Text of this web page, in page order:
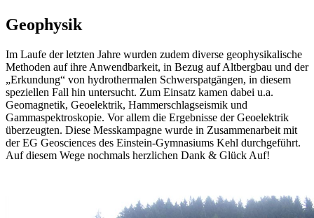
Geophysik
Im Laufe der letzten Jahre wurden zudem diverse geophysikalische
Methoden auf ihre Anwendbarkeit, in Bezug auf Altbergbau und der
„Erkundung“ von hydrothermalen Schwerspatgängen, in diesem
speziellen Fall hin untersucht. Zum Einsatz kamen dabei u.a.
Geomagnetik, Geoelektrik, Hammerschlagseismik und
Gammaspektroskopie. Vor allem die Ergebnisse der Geoelektrik
überzeugten. Diese Messkampagne wurde in Zusammenarbeit mit
der EG Geosciences des Einstein-Gymnasiums Kehl durchgeführt.
Auf diesem Wege nochmals herzlichen Dank & Glück Auf!